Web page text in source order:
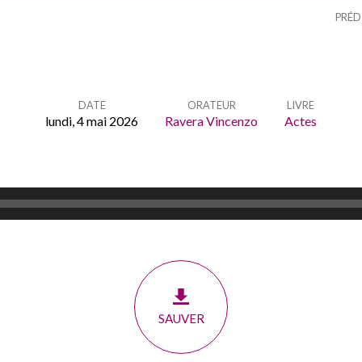
DATE
lundi, 4 mai 2026
ORATEUR
Ravera Vincenzo
LIVRE
Actes
SAUVER